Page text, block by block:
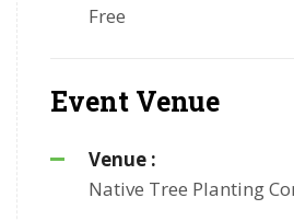
Free
Event Venue
Venue :
Native Tree Planting